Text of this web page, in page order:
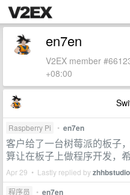
en7en
V2EX member
+08:00
Raspberry Pi • en7en
客户给了一台树莓派的板子
算让在板子上做程序开发，
Apr 29 • Lastly replied byzhhbstudio
程序员 • en7en